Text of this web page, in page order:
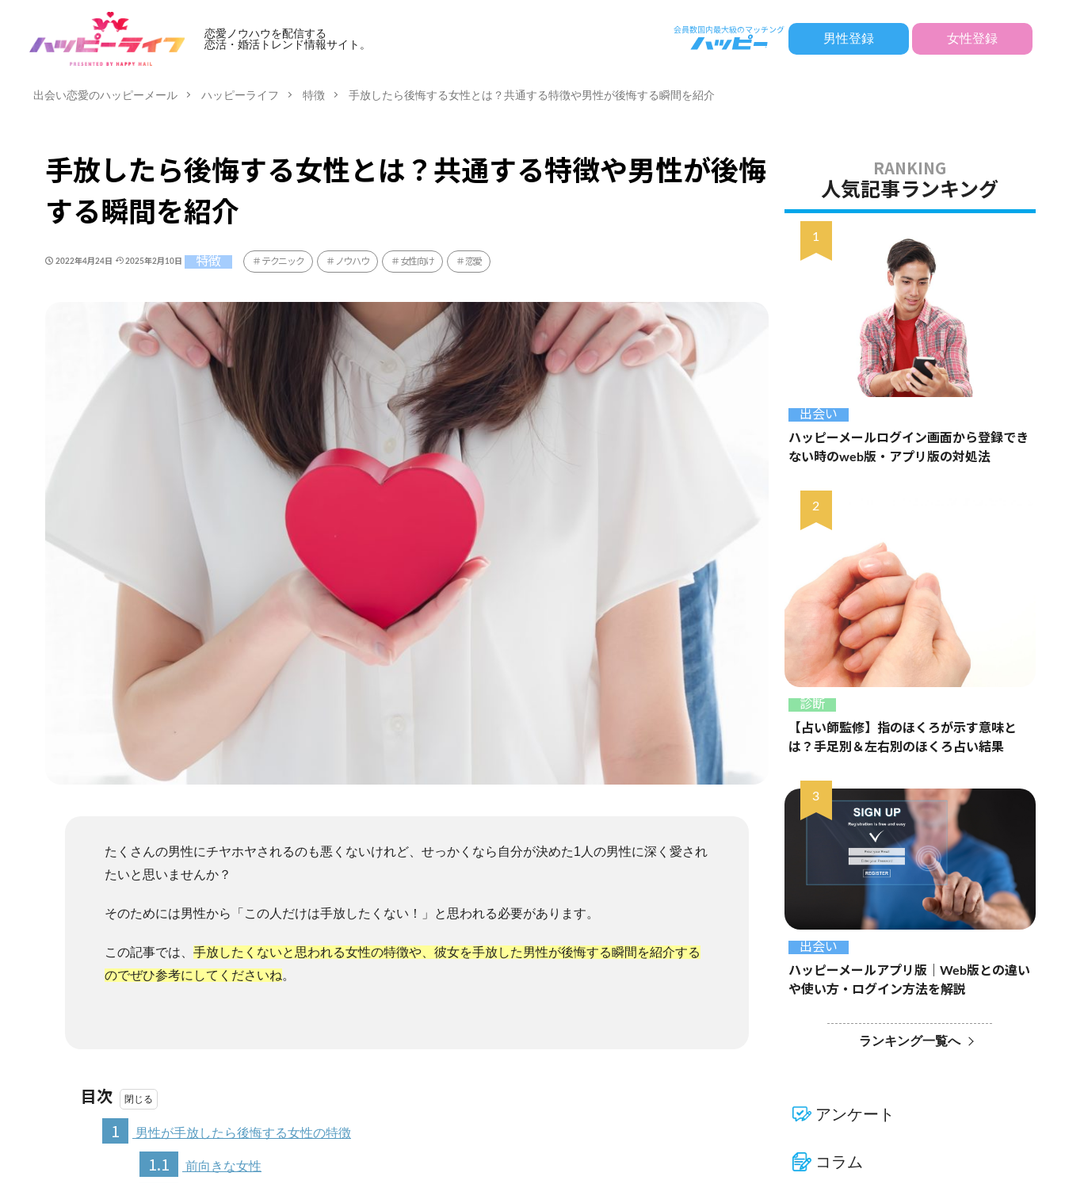
恋愛ノウハウを配信する
恋活・婚活トレンド情報サイト。
男性登録 女性登録
出会い恋愛のハッピーメール ハッピーライフ 特徴 手放したら後悔する女性とは？共通する特徴や男性が後悔する瞬間を紹介
手放したら後悔する女性とは？共通する特徴や男性が後悔
する瞬間を紹介
2022年4月24日 2025年2月10日 特徴 テクニック ノウハウ 女性向け 恋愛
たくさんの男性にチヤホヤされるのも悪くないけれど、せっかくなら自分が決めた1人の男性に深く愛され
たいと思いませんか？
そのためには男性から「この人だけは手放したくない！」と思われる必要があります。
この記事では、 手放したくないと思われる女性の特徴や、彼女を手放した男性が後悔する瞬間を紹介する
のでぜひ参考にしてくださいね。
目次
1
男性が手放したら後悔する女性の特徴
1.1 前向きな女性
人気記事ランキング
出会い
ハッピーメールログイン画面から登録でき
ない時のweb版・アプリ版の対処法
診断
【占い師監修】指のほくろが示す意味と
は？手足別＆左右別のほくろ占い結果
出会い
ハッピーメールアプリ版｜Web版との違い
や使い方・ログイン方法を解説
ランキング一覧へ
アンケート
コラム